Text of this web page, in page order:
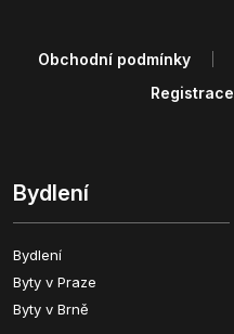
Bydlení
Bydlení
Byty v Praze
Byty v Brně
Obchodní podmínky
Registrace